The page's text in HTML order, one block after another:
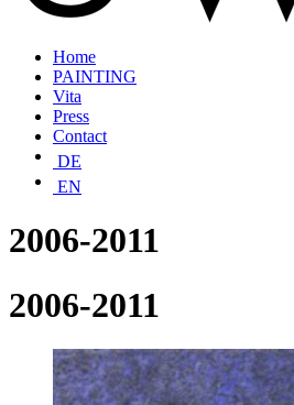
Home
PAINTING
Vita
Press
Contact
DE
EN
2006-2011
2006-2011